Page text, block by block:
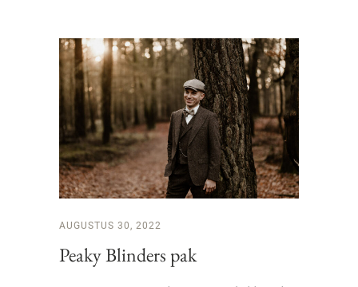
AUGUSTUS 30, 2022
Peaky Blinders pak